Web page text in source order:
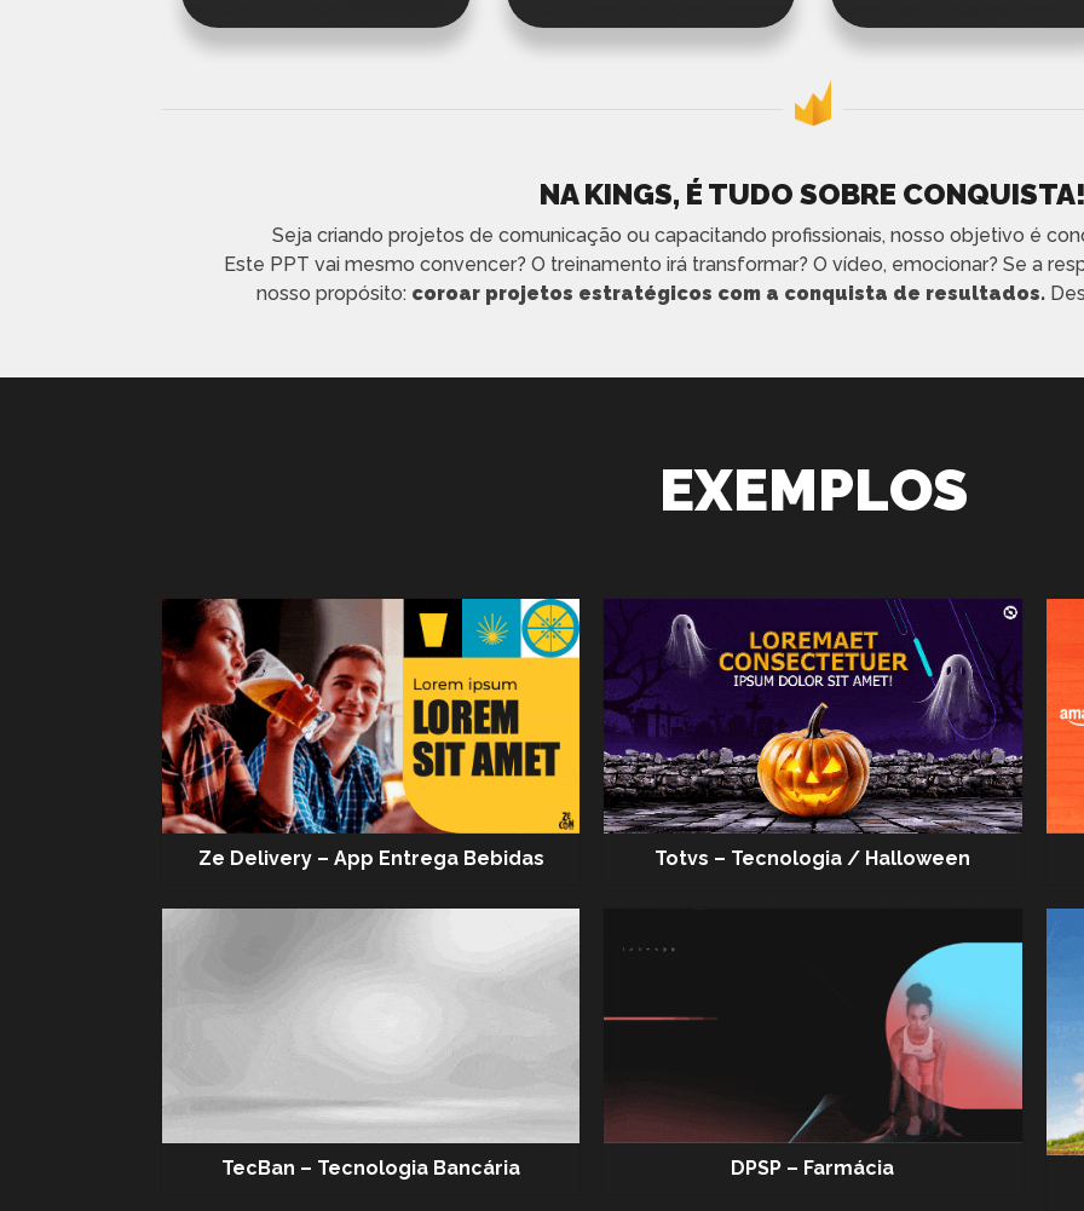
NA KINGS, É TUDO SOBRE CONQUISTA!
Seja criando projetos de comunicação ou capacitando profissionais, nosso objetivo é
Este PPT vai mesmo convencer? O treinamento irá transformar? O vídeo, emocionar? Se a
nosso propósito: coroar projetos estratégicos com a conquista de resultados.
EXEMPLOS
Ze Delivery – App Entrega Bebidas Totvs – Tecnologia / Halloween
TecBan – Tecnologia Bancária DPSP – Farmácia